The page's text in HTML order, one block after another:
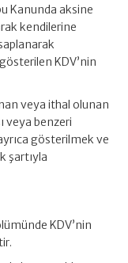
Kanunda aksine
kendilerine
KDV’nin
veya ithal olunan
veya benzeri
gösterilmek ve
şartıyla
KDV’nin